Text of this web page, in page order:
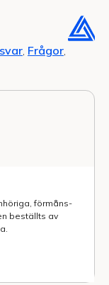
, Frågor,
förmåns-
beställts av